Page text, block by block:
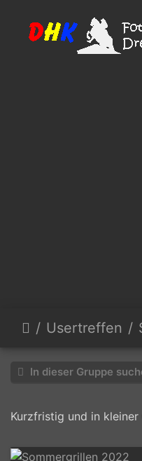
Usertreffen
In dieser Gruppe
Kurzfristig und in kleiner